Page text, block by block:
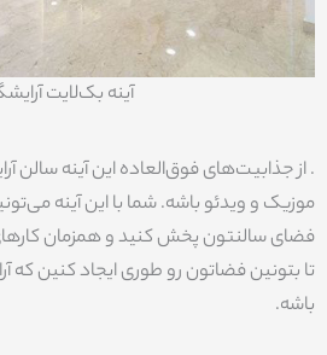
آینه بک‌لایت
. از جذابیت‌های فوق‌العاده این آینه
موزیک و ویدئو باشه. شما با این آینه
فضای سالنتون پخش کنید و همزمان
تا بتونین فضاتون رو طوری ایجاد کنین
باشه.